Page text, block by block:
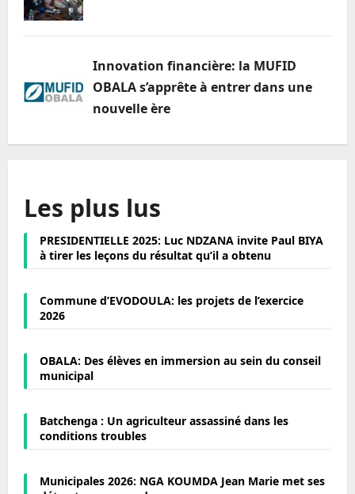
Innovation financière: la MUFID
OBALA s’apprête à entrer dans une
nouvelle ère
Les plus lus
PRESIDENTIELLE 2025: Luc NDZANA invite Paul BIYA
à tirer les leçons du résultat qu’il a obtenu
Commune d’EVODOULA: les projets de l’exercice
2026
OBALA: Des élèves en immersion au sein du conseil
municipal
Batchenga : Un agriculteur assassiné dans les
conditions troubles
Municipales 2026: NGA KOUMDA Jean Marie met ses